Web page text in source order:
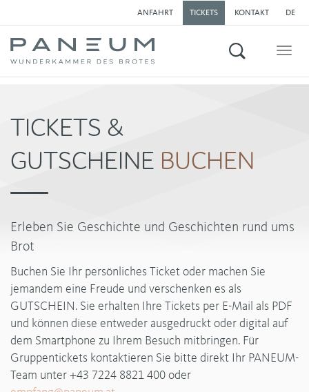
ANFAHRT TICKETS KONTAKT DE
Suchen
TICKETS &
GUTSCHEINE BUCHEN
Erleben Sie Geschichte und Geschichten rund ums
Brot
Buchen Sie Ihr persönliches Ticket oder machen Sie
jemandem eine Freude und verschenken es als
GUTSCHEIN. Sie erhalten Ihre Tickets per E-Mail als PDF
und können diese entweder ausgedruckt oder digital auf
dem Smartphone zu Ihrem Besuch mitbringen. Für
Gruppentickets kontaktieren Sie bitte direkt Ihr PANEUM-
Team unter +43 7224 8821 400 oder